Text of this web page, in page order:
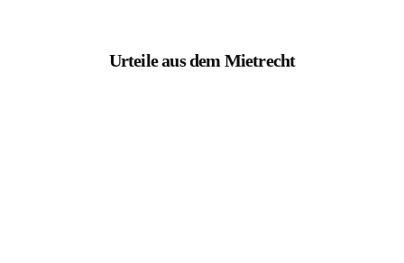
Urteile aus dem Mietrecht